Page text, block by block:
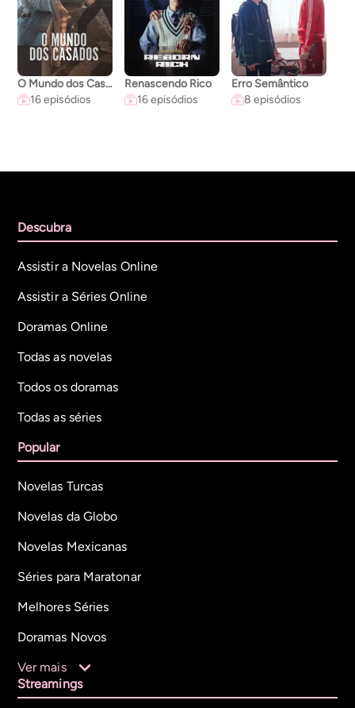
O Mundo dos Casados
16 episódios
Renascendo Rico
16 episódios
Erro Semântico
8 episódios
Descubra
Assistir a Novelas Online
Assistir a Séries Online
Doramas Online
Todas as novelas
Todos os doramas
Todas as séries
Popular
Novelas Turcas
Novelas da Globo
Novelas Mexicanas
Séries para Maratonar
Melhores Séries
Doramas Novos
Ver mais
Streamings